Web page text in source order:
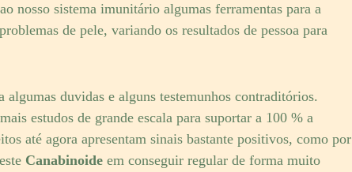
nosso sistema imunitário algumas ferramentas para a
de pele, variando os resultados de pessoa para
algumas duvidas e alguns testemunhos contraditórios.
estudos de grande escala para suportar a 100 % a
até agora apresentam sinais bastante positivos, como por
Canabinoideem conseguir regular de forma muito